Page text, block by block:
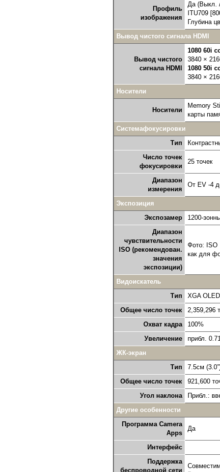
Профиль
изображения
Да (Выкл.
ITU709
Глубина
Вывод чистого сигнала HDMI
Вывод чистого
сигнала HDMI
1080 60i
3840 ×
1080 50i
3840 ×
Носители
Носители
Memory
карты
Системафокусировки
Тип
Число точек
фокусировки
25 точек
Диапазон
измерения
От EV -4
Экспозиция
Экспозамер
1200-
Диапазон
чувствительности
ISO (рекомендован.
значения
экспозиции)
Фото: ISO
как для
Видоискатель
Тип
XGA
Общее число точек
2,359,296
Охват кадра
100%
Увеличение
прибл.
ЖК-экран
Тип
7.5см
Общее число точек
921,600
Угол наклона
Прибл.:
Другие особенности
Программа Camera
Apps
Да
Интерфейс
Поддержка
беспроводной сети